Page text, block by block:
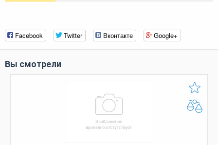
Facebook Twitter Вконтакте Google+
Вы смотрели